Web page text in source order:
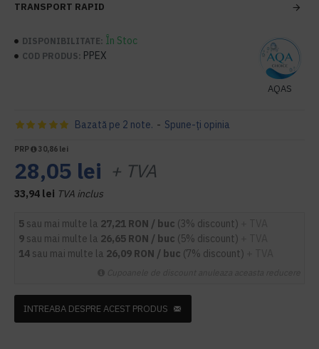
TRANSPORT RAPID
DISPONIBILITATE: În Stoc
COD PRODUS: PPEX
AQAS
Bazată pe 2 note. - Spune-ţi opinia
PRP 30,86 lei
28,05 lei + TVA
33,94 lei TVA inclus
5 sau mai multe la 27,21 RON / buc (3% discount)
9 sau mai multe la 26,65 RON / buc (5% discount)
14 sau mai multe la 26,09 RON / buc (7% discount)
INTREABA DESPRE ACEST PRODUS